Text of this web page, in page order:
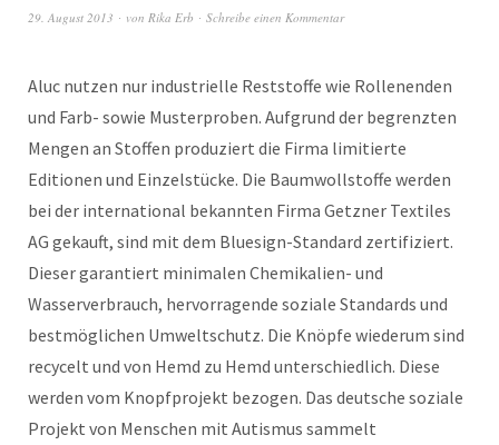
29. August 2013 von Rika Erb Schreibe einen Kommentar
Aluc nutzen nur industrielle Reststoffe wie Rollenenden
und Farb- sowie Musterproben. Aufgrund der begrenzten
Mengen an Stoffen produziert die Firma limitierte
Editionen und Einzelstücke. Die Baumwollstoffe werden
bei der international bekannten Firma Getzner Textiles
AG gekauft, sind mit dem Bluesign-Standard zertifiziert.
Dieser garantiert minimalen Chemikalien- und
Wasserverbrauch, hervorragende soziale Standards und
bestmöglichen Umweltschutz. Die Knöpfe wiederum sind
recycelt und von Hemd zu Hemd unterschiedlich. Diese
werden vom Knopfprojekt bezogen. Das deutsche soziale
Projekt von Menschen mit Autismus sammelt